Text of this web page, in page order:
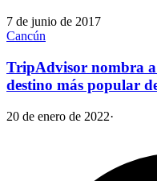
7 de junio de 2017
Cancún
TripAdvisor nombra a
destino más popular
20 de enero de 2022·